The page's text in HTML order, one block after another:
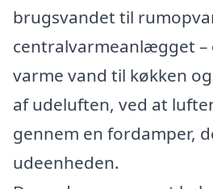
brugsvandet til
centralvarmeanlægget
varme vand til køkken
af udeluften, ved at
gennem en fordamper,
udeenheden.